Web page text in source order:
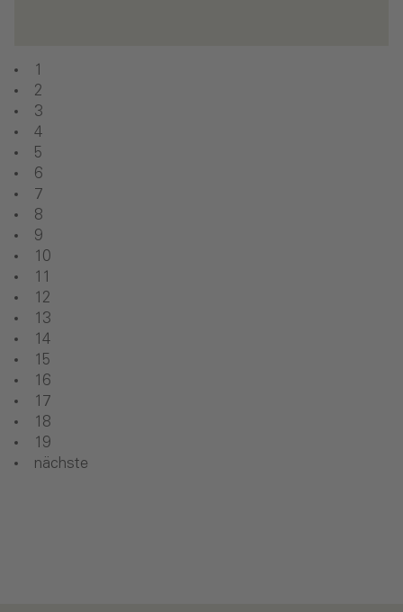
1
2
3
4
5
6
7
8
9
10
11
12
13
14
15
16
17
18
19
nächste